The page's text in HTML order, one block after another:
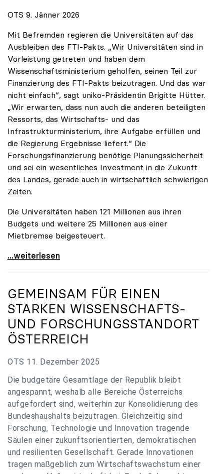
OTS 9. Jänner 2026
Mit Befremden regieren die Universitäten auf das
Ausbleiben des FTI-Pakts. „Wir Universitäten sind in
Vorleistung getreten und haben dem
Wissenschaftsministerium geholfen, seinen Teil zur
Finanzierung des FTI-Pakts beizutragen. Und das war
nicht einfach“, sagt uniko-Präsidentin Brigitte Hütter.
„Wir erwarten, dass nun auch die anderen beteiligten
Ressorts, das Wirtschafts- und das
Infrastrukturministerium, ihre Aufgabe erfüllen und
die Regierung Ergebnisse liefert.“ Die
Forschungsfinanzierung benötige Planungssicherheit
und sei ein wesentliches Investment in die Zukunft
des Landes, gerade auch in wirtschaftlich schwierigen
Zeiten.
Die Universitäten haben 121 Millionen aus ihren
Budgets und weitere 25 Millionen aus einer
Mietbremse beigesteuert.
„Verzögerung unverständlich“: Universitäten
...weiterlesen
GEMEINSAM FÜR EINEN
STARKEN WISSENSCHAFTS-
UND FORSCHUNGSSTANDORT
ÖSTERREICH
OTS 11. Dezember 2025
Die budgetäre Gesamtlage der Republik bleibt
angespannt, weshalb alle Bereiche Österreichs
aufgefordert sind, weiterhin zur Konsolidierung des
Bundeshaushalts beizutragen. Gleichzeitig sind
Forschung, Technologie und Innovation tragende
Säulen einer zukunftsorientierten, demokratischen
und resilienten Gesellschaft. Gerade Innovationen
tragen maßgeblich zum Wirtschaftswachstum einer